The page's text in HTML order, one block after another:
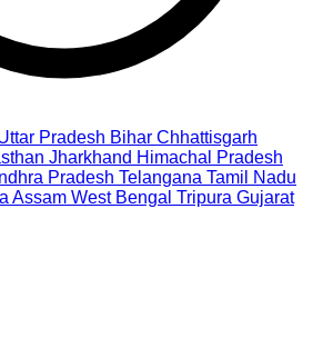
Pradesh Bihar Chhattisgarh
Jharkhand Himachal Pradesh
Pradesh Telangana Tamil Nadu
Assam West Bengal Tripura Gujarat